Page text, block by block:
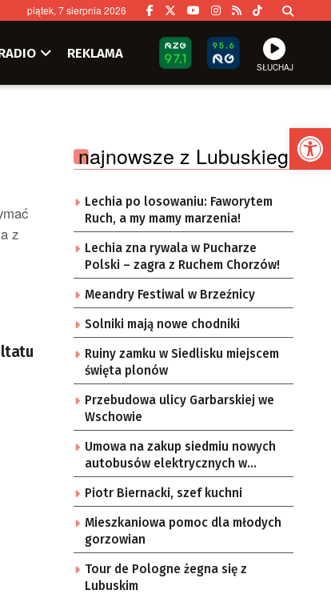
piątek, 7 sierpnia 2026
REKLAMA
SŁUCHAJ
z
najnowsze z Lubuskiego
Lechia po losowaniu: Faworytem
Ruch, a my mamy marzenia!
Lechia zna rywala w Pucharze
Polski – zagra z Ruchem Chorzów!
Meandry Festiwal w Brzeźnicy
Solniki mają nowe chodniki
Ruiny zamku w Siedlisku miejscem
święta plonów
Przebudowa ulicy Garbarskiej we
Wschowie
Umowa na zakup siedmiu nowych
autobusów elektrycznych w
Zielonej Górze
Piotr Biernacki, szef kuchni
Mieszkaniowa pomoc dla młodych
gorzowian
Tour de Pologne żegna się z
Lubuskim